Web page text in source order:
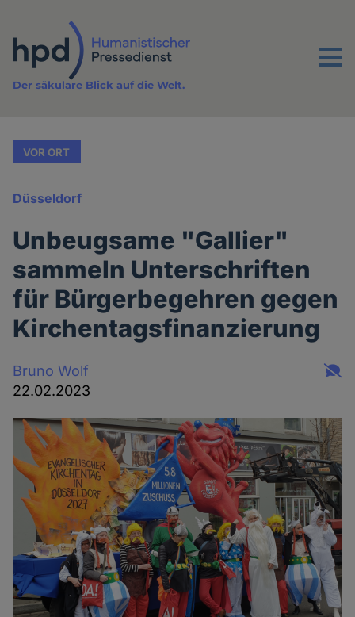
Inhalt
Menu
Der säkulare Blick auf die Welt.
VOR ORT
Düsseldorf
Unbeugsame "Gallier"
sammeln Unterschriften
für Bürgerbegehren gegen
Kirchentagsfinanzierung
Bruno Wolf
22.02.2023